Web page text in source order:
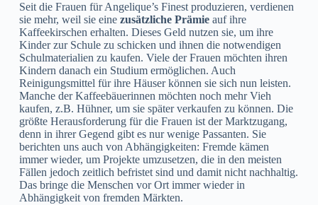
Seit die Frauen für Angelique’s Finest produzieren, verdienen
sie mehr, weil sie eine zusätzliche Prämieauf ihre
Kaffeekirschen erhalten. Dieses Geld nutzen sie, um ihre
Kinder zur Schule zu schicken und ihnen die notwendigen
Schulmaterialien zu kaufen. Viele der Frauen möchten ihren
Kindern danach ein Studium ermöglichen. Auch
Reinigungsmittel für ihre Häuser können sie sich nun leisten.
Manche der Kaffeebäuerinnen möchten noch mehr Vieh
kaufen, z.B. Hühner, um sie später verkaufen zu können. Die
größte Herausforderung für die Frauen ist der Marktzugang,
denn in ihrer Gegend gibt es nur wenige Passanten. Sie
berichten uns auch von Abhängigkeiten: Fremde kämen
immer wieder, um Projekte umzusetzen, die in den meisten
Fällen jedoch zeitlich befristet sind und damit nicht nachhaltig.
Das bringe die Menschen vor Ort immer wieder in
Abhängigkeit von fremden Märkten.